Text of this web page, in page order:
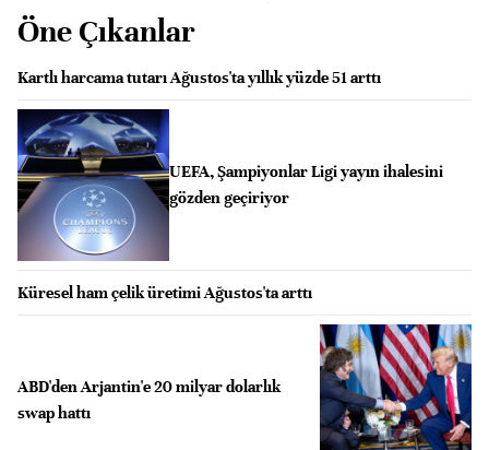
Öne Çıkanlar
Kartlı harcama tutarı Ağustos'ta yıllık yüzde 51 arttı
UEFA, Şampiyonlar Ligi yayın ihalesini
gözden geçiriyor
Küresel ham çelik üretimi Ağustos'ta arttı
ABD'den Arjantin'e 20 milyar dolarlık
swap hattı